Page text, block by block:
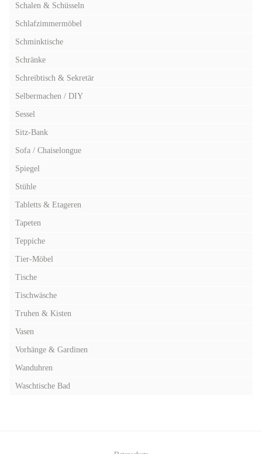
Schalen & Schüsseln
Schlafzimmermöbel
Schminktische
Schränke
Schreibtisch & Sekretär
Selbermachen / DIY
Sessel
Sitz-Bank
Sofa / Chaiselongue
Spiegel
Stühle
Tabletts & Etageren
Tapeten
Teppiche
Tier-Möbel
Tische
Tischwäsche
Truhen & Kisten
Vasen
Vorhänge & Gardinen
Wanduhren
Waschtische Bad